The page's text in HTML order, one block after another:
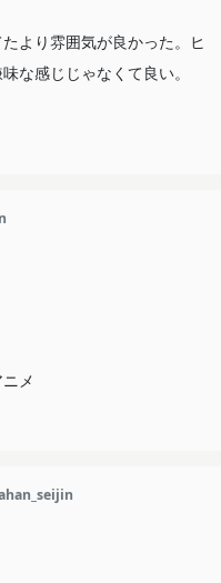
より雰囲気が良かった。ヒ
な感じじゃなくて良い。
メ